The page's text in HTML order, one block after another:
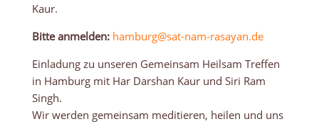
Kaur.
Bitte anmelden: hamburg@sat-nam-rasayan.de
Einladung zu unseren Gemeinsam Heilsam Treffen
in Hamburg mit Har Darshan Kaur und Siri Ram
Singh.
Wir werden gemeinsam meditieren, heilen und uns